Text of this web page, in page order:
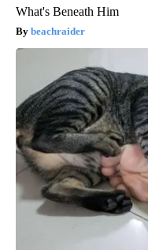
What's Beneath Him
beachraider